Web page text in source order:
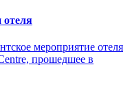
отеля
мероприятие отеля
прошедшее в